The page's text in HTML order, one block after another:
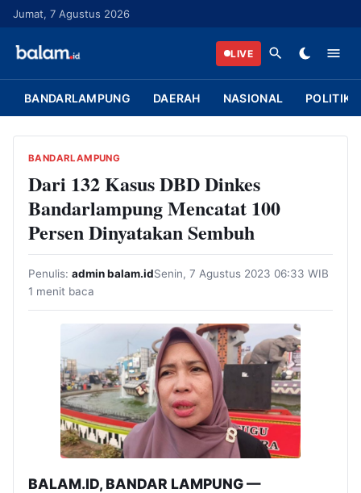
u
Jumat, 7 Agustus 2026
LIVE
BANDARLAMPUNG DAERAH NASIONAL POLITIK
BANDARLAMPUNG
Dari 132 Kasus DBD Dinkes
Bandarlampung Mencatat 100
Persen Dinyatakan Sembuh
Penulis: admin balam.idSenin, 7 Agustus 2023 06:33 WIB
1 menit baca
BALAM.ID, BANDAR LAMPUNG —